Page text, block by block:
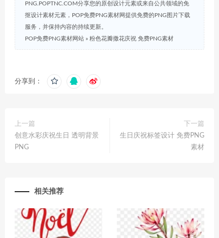
PNG.POPTNC.COM分享您的原创设计元素或来自公共领域的免
抠设计素材元素，POP免费PNG素材网提供免费的PNG图片下载
服务，并保持内容的持续更新。
POP免费PNG素材网站 » 粉色花瓣撒花庆祝 免费PNG素材
分享到：
上一篇
创意水彩庆祝生日 透明背景
PNG
下一篇
生日庆祝标签设计 免费PNG
素材
相关推荐